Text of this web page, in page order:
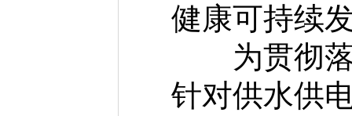
健康可持续
为贯彻落
针对供水供